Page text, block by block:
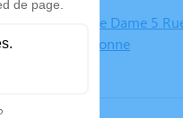
Église Notre Dame 5
21130 Auxonne